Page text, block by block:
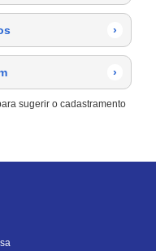
›
›
sugerir o cadastramento